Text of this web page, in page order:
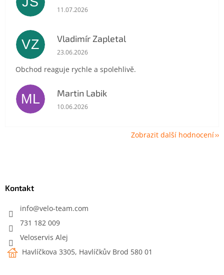
Hodnocení obchodu je 5 z 5 hvězdiček.
11.07.2026
VZ Vladimír Zapletal
Hodnocení obchodu je 5 z 5 hvězdiček.
23.06.2026
Obchod reaguje rychle a spolehlivě.
ML Martin Labik
Hodnocení obchodu je 5 z 5 hvězdiček.
10.06.2026
Zobrazit další hodnocení
Kontakt
info@velo-team.com
731 182 009
Veloservis Alej
Havlíčkova 3305, Havlíčkův Brod 580 01